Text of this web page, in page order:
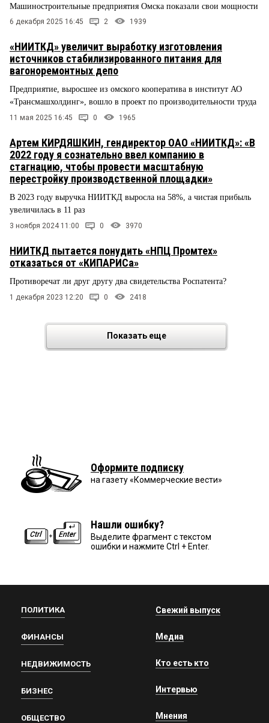
Машиностроительные предприятия Омска показали свои мощности
6 декабря 2025 16:45 2 1939
«НИИТКД» увеличит выработку изготовления
источников стабилизированного питания для
вагоноремонтных депо
Предприятие, выросшее из омского кооператива в институт АО
«Трансмашхолдинг», вошло в проект по производительности труда
11 мая 2025 16:45 0 1965
Артем КИРДЯШКИН, гендиректор ОАО «НИИТКД»: «В
2022 году я сознательно ввел компанию в
стагнацию, чтобы провести масштабную
перестройку производственной площадки»
В 2023 году выручка НИИТКД выросла на 58%, а чистая прибыль
увеличилась в 11 раз
3 ноября 2024 11:00 0 3970
НИИТКД пытается понудить «НПЦ Промтех»
отказаться от «КИПАРИСа»
Противоречат ли друг другу два свидетельства Роспатента?
1 декабря 2023 12:20 0 2418
Показать еще
Оформите подписку
на газету «Коммерческие вести»
Нашли ошибку?
Выделите фрагмент с текстом
ошибки и нажмите Ctrl + Enter.
ПОЛИТИКА
ФИНАНСЫ
НЕДВИЖИМОСТЬ
БИЗНЕС
ОБЩЕСТВО
Свежий выпуск
Медиа
Кто есть кто
Интервью
Мнения